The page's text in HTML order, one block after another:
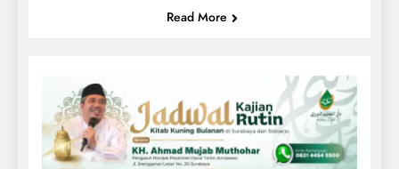
Read More